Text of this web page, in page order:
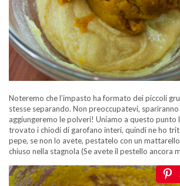
Noteremo che l’impasto ha formato dei piccoli
stesse separando. Non preoccupatevi,
aggiungeremo le polveri! Uniamo a questo punto
trovato i chiodi di garofano interi, quindi ne ho
pepe, se non lo avete, pestatelo con un
chiuso nella stagnola (Se avete il pestello ancora